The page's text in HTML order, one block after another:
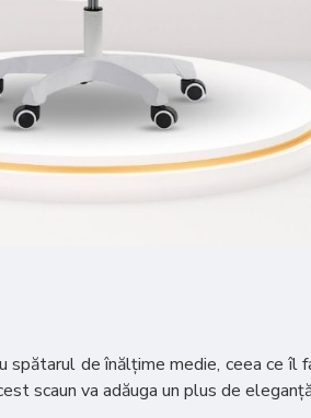
de înălțime medie, ceea ce
scaun va adăuga un plus de